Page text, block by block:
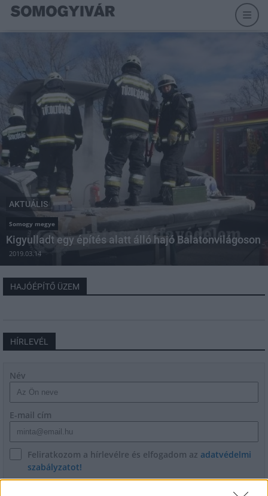
AKTUÁLIS
Somogy megye
Kigyulladt egy építés alatt álló hajó Balatonvilágoson
2019.03.14
HAJÓÉPÍTŐ ÜZEM
HÍRLEVÉL
Név
E-mail cím
Feliratkozom a hírlevélre és elfogadom az adatvédelmi
szabályzatot!